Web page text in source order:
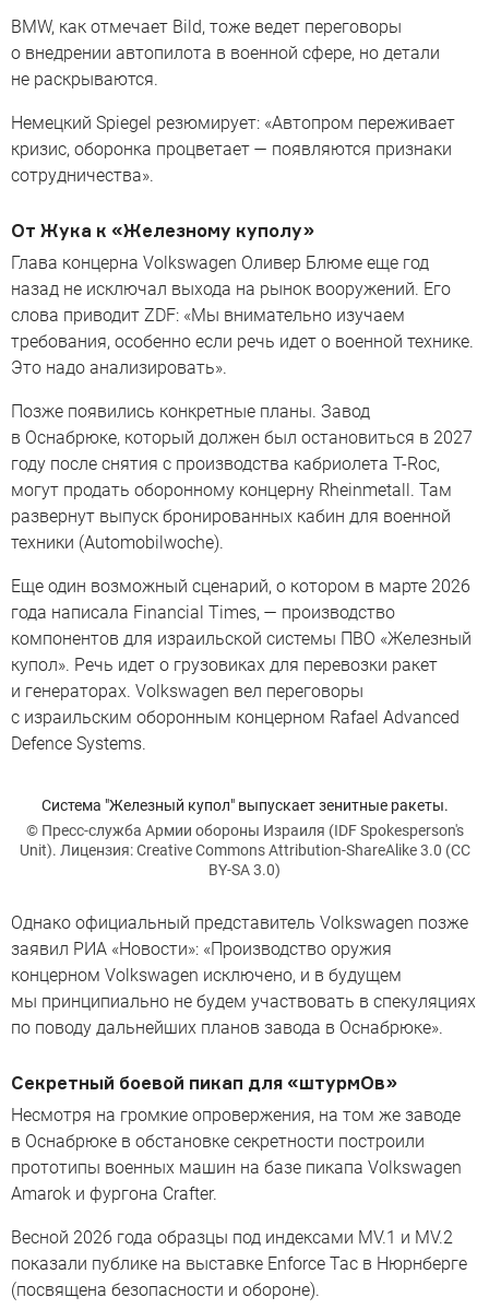
BMW, как отмечает Bild, тоже ведет переговоры
о внедрении автопилота в военной сфере, но детали
не раскрываются.
Немецкий Spiegel резюмирует: «Автопром переживает
кризис, оборонка процветает — появляются признаки
сотрудничества».
От Жука к «Железному куполу»
Глава концерна Volkswagen Оливер Блюме еще год
назад не исключал выхода на рынок вооружений. Его
слова приводит ZDF: «Мы внимательно изучаем
требования, особенно если речь идет о военной технике.
Это надо анализировать».
Позже появились конкретные планы. Завод
в Оснабрюке, который должен был остановиться в 2027
году после снятия с производства кабриолета T-Roc,
могут продать оборонному концерну Rheinmetall. Там
развернут выпуск бронированных кабин для военной
техники (Automobilwoche).
Еще один возможный сценарий, о котором в марте 2026
года написала Financial Times, — производство
компонентов для израильской системы ПВО «Железный
купол». Речь идет о грузовиках для перевозки ракет
и генераторах. Volkswagen вел переговоры
с израильским оборонным концерном Rafael Advanced
Defence Systems.
Система "Железный купол" выпускает зенитные ракеты.
© Пресс-служба Армии обороны Израиля (IDF Spokesperson's
Unit). Лицензия: Creative Commons Attribution-ShareAlike 3.0 (CC
BY-SA 3.0)
Однако официальный представитель Volkswagen позже
заявил РИА «Новости»: «Производство оружия
концерном Volkswagen исключено, и в будущем
мы принципиально не будем участвовать в спекуляциях
по поводу дальнейших планов завода в Оснабрюке».
Секретный боевой пикап для «штурмОв»
Несмотря на громкие опровержения, на том же заводе
в Оснабрюке в обстановке секретности построили
прототипы военных машин на базе пикапа Volkswagen
Amarok и фургона Crafter.
Весной 2026 года образцы под индексами MV.1 и MV.2
показали публике на выставке Enforce Tac в Нюрнберге
(посвящена безопасности и обороне).